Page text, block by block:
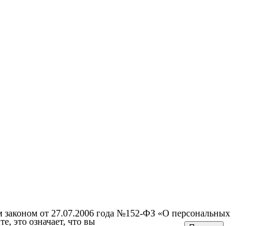
законом от 27.07.2006 года №152-ФЗ «О персональных
это означает, что вы